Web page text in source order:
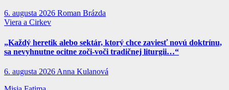
6. augusta 2026 Roman Brázda
Viera a Cirkev
„Každý heretik alebo sektár, ktorý chce zaviesť novú doktrínu,
sa nevyhnutne ocitne zoči-voči tradičnej liturgii…“
6. augusta 2026 Anna Kulanová